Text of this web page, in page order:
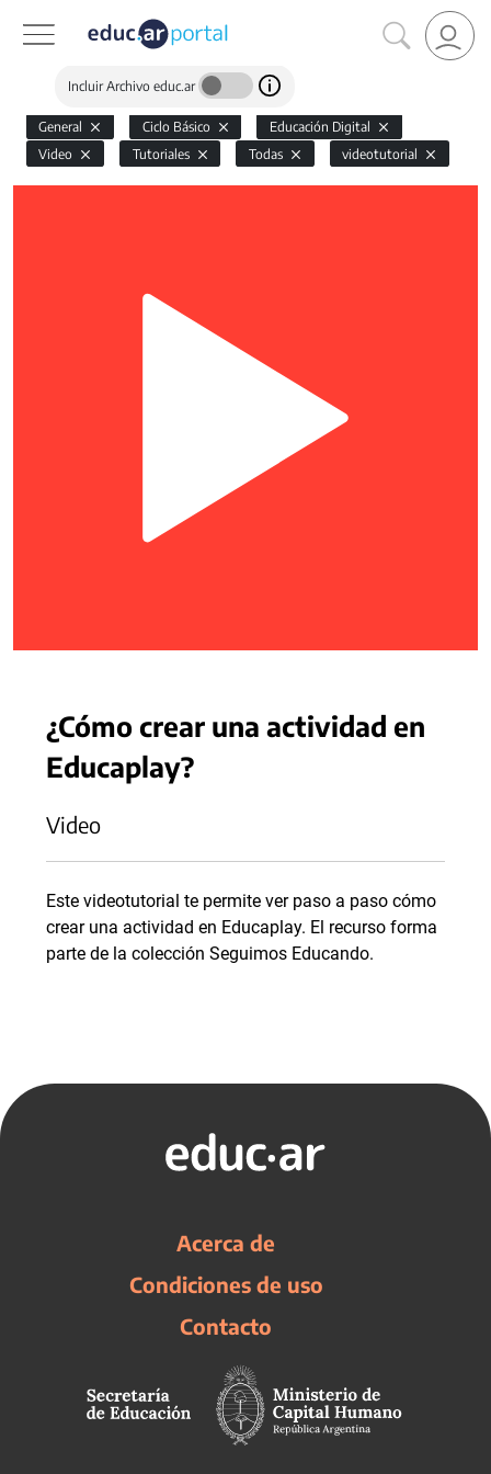
Incluir Archivo educ.ar
General Ciclo Básico
Educación Digital
Video
Tutoriales Todas videotutorial
¿Cómo crear una actividad en
Educaplay?
Video
Este videotutorial te permite ver paso a paso cómo
crear una actividad en Educaplay. El recurso forma
parte de la colección Seguimos Educando.
Acerca de
Condiciones de uso
Contacto